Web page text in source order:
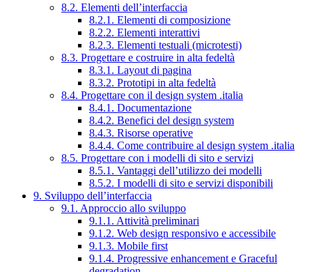
8.2. Elementi dell’interfaccia
8.2.1. Elementi di composizione
8.2.2. Elementi interattivi
8.2.3. Elementi testuali (microtesti)
8.3. Progettare e costruire in alta fedeltà
8.3.1. Layout di pagina
8.3.2. Prototipi in alta fedeltà
8.4. Progettare con il design system .italia
8.4.1. Documentazione
8.4.2. Benefici del design system
8.4.3. Risorse operative
8.4.4. Come contribuire al design system .italia
8.5. Progettare con i modelli di sito e servizi
8.5.1. Vantaggi dell’utilizzo dei modelli
8.5.2. I modelli di sito e servizi disponibili
9. Sviluppo dell’interfaccia
9.1. Approccio allo sviluppo
9.1.1. Attività preliminari
9.1.2. Web design responsivo e accessibile
9.1.3. Mobile first
9.1.4. Progressive enhancement e Graceful